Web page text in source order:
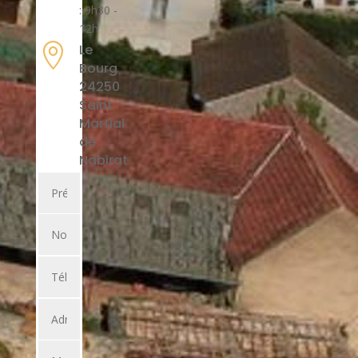
: 9h30 -
12h

Le
Bourg
24250
Saint
Martial
de
Nabirat